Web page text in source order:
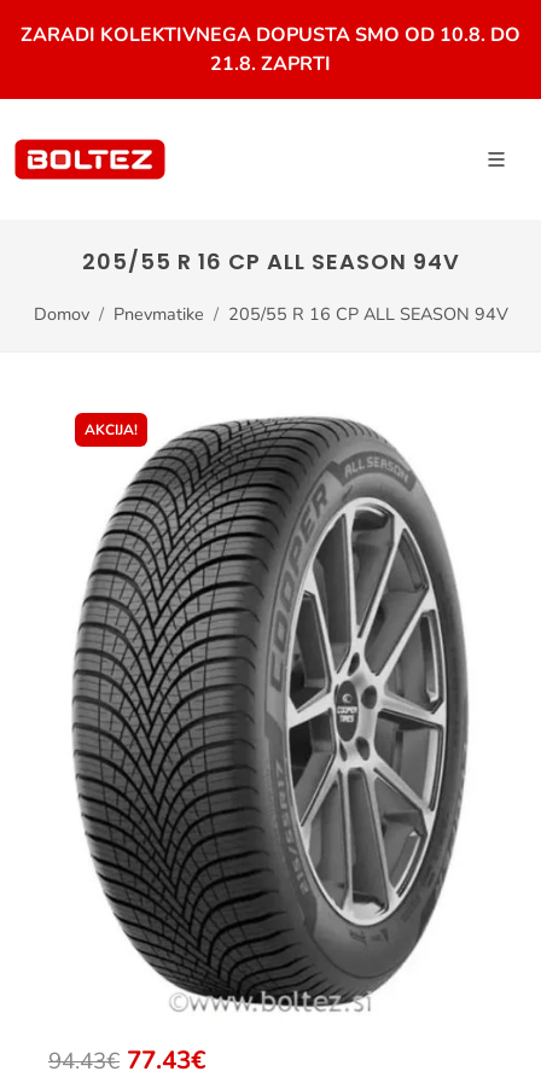
ZARADI KOLEKTIVNEGA DOPUSTA SMO OD 10.8. DO
21.8. ZAPRTI
205/55 R 16 CP ALL SEASON 94V
Domov Pnevmatike 205/55 R 16 CP ALL SEASON 94V
AKCIJA!
94.43€ 77.43€